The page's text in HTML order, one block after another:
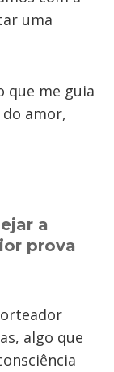
uma
que me guia
amor,
a
prova
algo que